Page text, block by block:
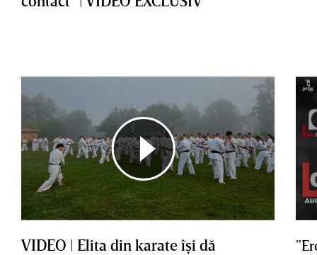
VIDEO | Elita din karate îşi dă